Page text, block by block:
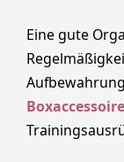
Eine gute